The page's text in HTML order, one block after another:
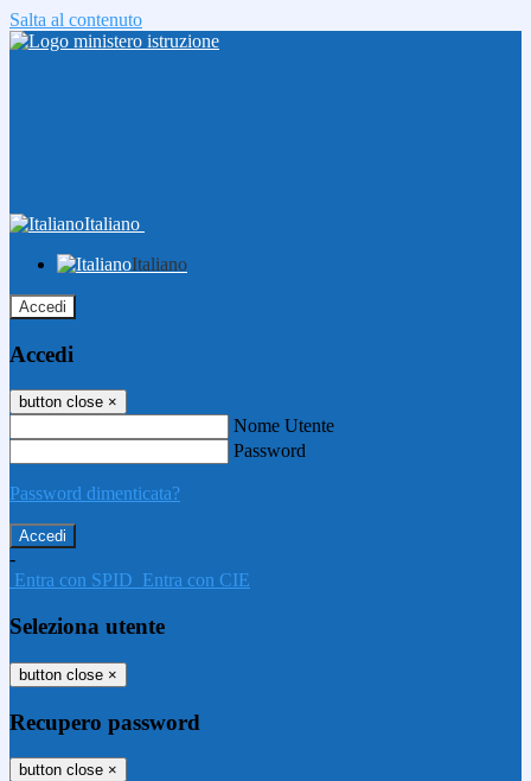
Salta al contenuto
Italiano
Italiano
Accedi
Accedi
button close ×
Nome Utente
Password
Password dimenticata?
-
Entra con SPID Entra con CIE
Seleziona utente
button close ×
Recupero password
button close ×